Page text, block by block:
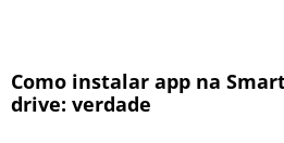
Como instalar app na
drive: verdade